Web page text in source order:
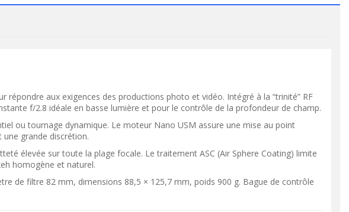
aux exigences des productions photo et vidéo. Intégré à la “trinité” RF
f/2.8 idéale en basse lumière et pour le contrôle de la profondeur de champ.
ou tournage dynamique. Le moteur Nano USM assure une mise au point
grande discrétion.
élevée sur toute la plage focale. Le traitement ASC (Air Sphere Coating) limite
homogène et naturel.
de filtre 82 mm, dimensions 88,5 × 125,7 mm, poids 900 g. Bague de contrôle
VOIR LE PRODUIT VOIR LE PRODUIT